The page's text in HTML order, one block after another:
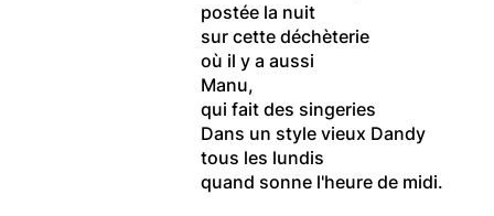
postée la nuit
sur cette déchèterie
où il y a aussi
Manu,
qui fait des singeries
Dans un style vieux Dandy
tous les lundis
quand sonne l'heure de midi.